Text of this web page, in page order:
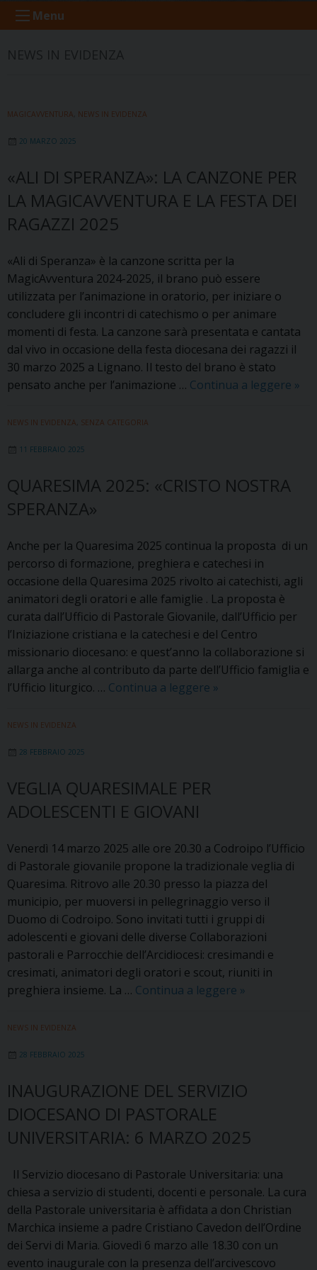
Menu
MAGICAVVENTURA NEWS IN EVIDENZA
20 MARZO 2025
«ALI DI SPERANZA»: LA CANZONE PER
LA MAGICAVVENTURA E LA FESTA DEI
RAGAZZI 2025
«Ali di Speranza» è la canzone scritta per la
MagicAvventura 2024-2025, il brano può essere
utilizzata per l’animazione in oratorio, per iniziare o
concludere gli incontri di catechismo o per animare
momenti di festa. La canzone sarà presentata e cantata
dal vivo in occasione della festa diocesana dei ragazzi il
30 marzo 2025 a Lignano. Il testo del brano è stato
pensato anche per l’animazione … Continua a leggere «Ali
la
dei
»
NEWS IN EVIDENZA SENZA CATEGORIA
11 FEBBRAIO 2025
QUARESIMA 2025: «CRISTO NOSTRA
SPERANZA»
Anche per la Quaresima 2025 continua la proposta di un
percorso di formazione, preghiera e catechesi in
occasione della Quaresima 2025 rivolto ai catechisti, agli
animatori degli oratori e alle famiglie . La proposta è
curata dall’Ufficio di Pastorale Giovanile, dall’Ufficio per
l’Iniziazione cristiana e la catechesi e del Centro
missionario diocesano: e quest’anno la collaborazione si
allarga anche al contributo da parte dell’Ufficio famiglia e
l’Ufficio liturgico. … Continua a leggere Quaresima
»
NEWS IN EVIDENZA
28 FEBBRAIO 2025
VEGLIA QUARESIMALE PER
ADOLESCENTI E GIOVANI
Venerdì 14 marzo 2025 alle ore 20.30 a Codroipo l’Ufficio
di Pastorale giovanile propone la tradizionale veglia di
Quaresima. Ritrovo alle 20.30 presso la piazza del
municipio, per muoversi in pellegrinaggio verso il
Duomo di Codroipo. Sono invitati tutti i gruppi di
adolescenti e giovani delle diverse Collaborazioni
pastorali e Parrocchie dell’Arcidiocesi: cresimandi e
cresimati, animatori degli oratori e scout, riuniti in
preghiera insieme. La … Continua a leggere Veglia
»
NEWS IN EVIDENZA
28 FEBBRAIO 2025
INAUGURAZIONE DEL SERVIZIO
DIOCESANO DI PASTORALE
UNIVERSITARIA: 6 MARZO 2025
Il Servizio diocesano di Pastorale Universitaria: una
chiesa a servizio di studenti, docenti e personale. La cura
della Pastorale universitaria è affidata a don Christian
Marchica insieme a padre Cristiano Cavedon dell’Ordine
dei Servi di Maria. Giovedì 6 marzo alle 18.30 con un
evento inaugurale con la presenza dell’arcivescovo